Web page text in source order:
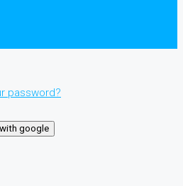
password?
google